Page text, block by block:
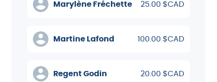
Marylène Fréchette 25.00 $CAD
Martine Lafond 100.00 $CAD
Regent Godin 20.00 $CAD